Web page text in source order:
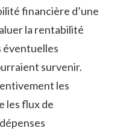
financière d’une
la‍ rentabilité
éventuelles
survenir.
les⁣
les flux ⁤de